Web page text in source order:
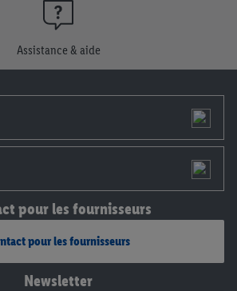
Assistance & aide
pour les fournisseurs
pour les fournisseurs
Newsletter
avec effet pour l’avenir, dans
confidentialité
ici.